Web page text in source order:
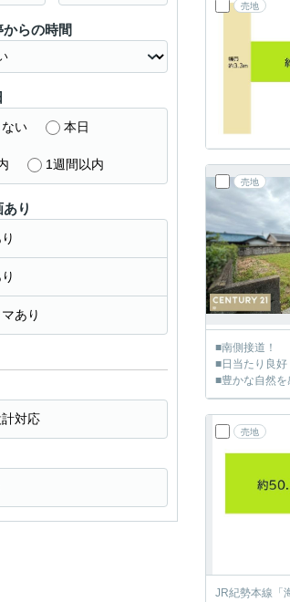
売地
売地
■南側接道！
■日当たり良好
■豊かな自然を
売地
JR紀勢本線「
らの時間
い 本日
1週間以内
り
あり
対応